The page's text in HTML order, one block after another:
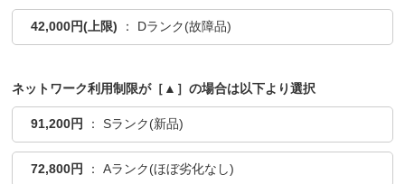
42,000円(上限) ： Dランク(故障品)
ネットワーク利用制限が［▲］の場合は以下より選択
91,200円 ： Sランク(新品)
72,800円 ： Aランク(ほぼ劣化なし)